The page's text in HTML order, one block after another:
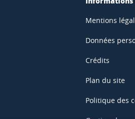
Mentions
Données
Crédits
Plan du site
Politique des